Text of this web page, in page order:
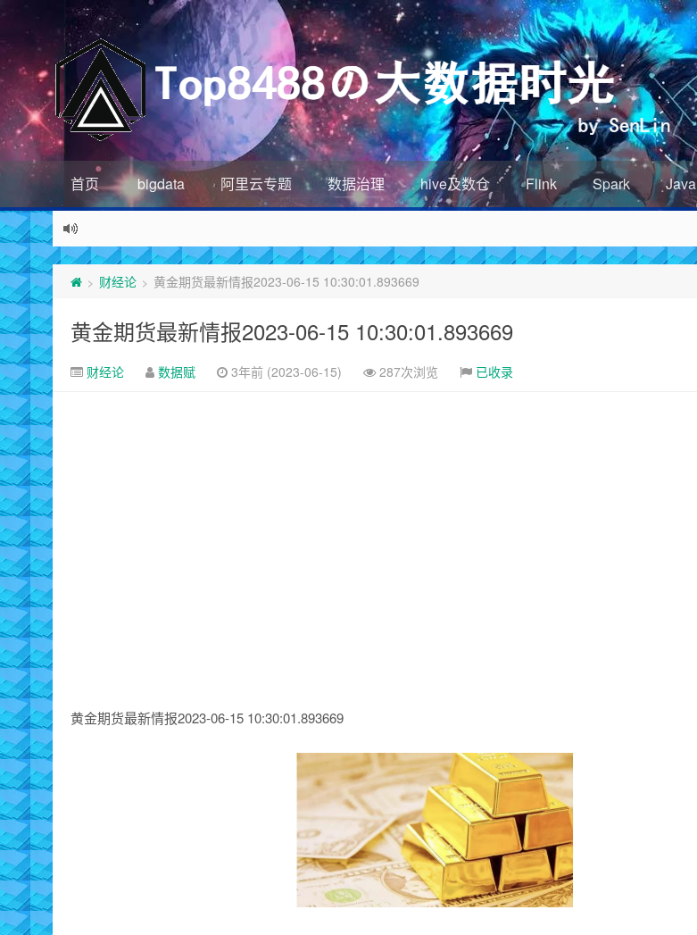
首页 bigdata 阿里云专题 数据治理 hive及数仓 Flink Spark Java
> 财经论 > 黄金期货最新情报2023-06-15 10:30:01.893669
黄金期货最新情报2023-06-15 10:30:01.893669
财经论 数据赋 3年前 (2023-06-15) 287次浏览 已收录
黄金期货最新情报2023-06-15 10:30:01.893669